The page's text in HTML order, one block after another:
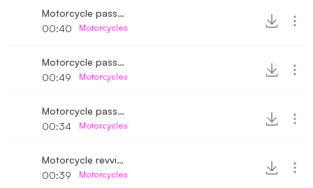
Motorcycle passing by close
00:40
Motorcycles
Motorcycle passing by 4
00:49
Motorcycles
Motorcycle passing by fast
00:34
Motorcycles
Motorcycle revving up engine
00:39
Motorcycles